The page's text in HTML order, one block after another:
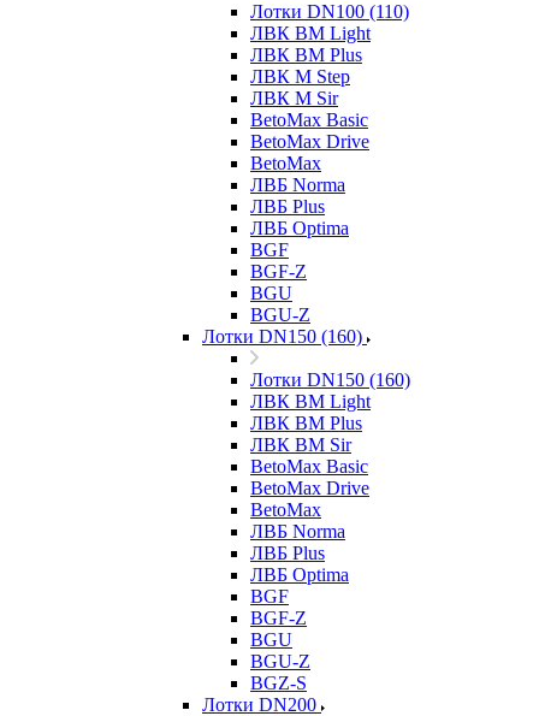
Лотки DN100 (110)
ЛВК ВМ Light
ЛВК ВМ Plus
ЛВК М Step
ЛВК М Sir
BetoMax Basic
BetoMax Drive
BetoMax
ЛВБ Norma
ЛВБ Plus
ЛВБ Optima
BGF
BGF-Z
BGU
BGU-Z
Лотки DN150 (160)
Лотки DN150 (160)
ЛВК ВМ Light
ЛВК ВМ Plus
ЛВК ВМ Sir
BetoMax Basic
BetoMax Drive
BetoMax
ЛВБ Norma
ЛВБ Plus
ЛВБ Optima
BGF
BGF-Z
BGU
BGU-Z
BGZ-S
Лотки DN200